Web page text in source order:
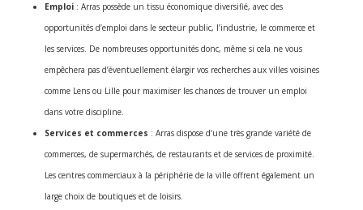
Emploi: Arras possède un tissu économique diversifié, avec des
opportunités d’emploi dans le secteur public, l’industrie, le commerce et
les services. De nombreuses opportunités donc, même si cela ne vous
empêchera pas d’éventuellement élargir vos recherches aux villes voisines
comme Lens ou Lille pour maximiser les chances de trouver un emploi
dans votre discipline.
Services et commerces : Arras dispose d’une très grande variété de
commerces, de supermarchés, de restaurants et de services de proximité.
Les centres commerciaux à la périphérie de la ville offrent également un
large choix de boutiques et de loisirs.